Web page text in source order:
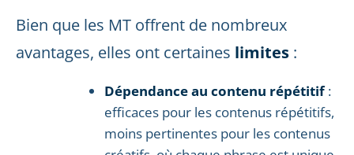
Bien que les MT offrent de nombreux
avantages, elles ont certaines limites :
Dépendance au contenu répétitif:
efficaces pour les contenus répétitifs,
moins pertinentes pour les contenus